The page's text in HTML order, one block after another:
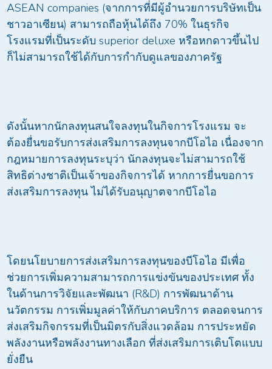
ASEAN companies (จากการที่มีผู้อำนวยการบริษัทเป็น
ชาวอาเซียน) สามารถถือหุ้นได้ถึง 70% ในธุรกิจ
โรงแรมที่เป็นระดับ superior deluxe หรือหกดาวขึ้นไป
ก็ไม่สามารถใช้ได้กับการกำกับดูแลของภาครัฐ
ดังนั้นหากนักลงทุนสนใจลงทุนในกิจการโรงแรม จะ
ต้องยื่นขอรับการส่งเสริมการลงทุนจากบีโอไอ เนื่องจาก
กฎหมายการลงทุนระบุว่า นักลงทุนจะไม่สามารถใช้
สิทธิต่างชาติเป็นเจ้าของกิจการได้ หากการยื่นขอการ
ส่งเสริมการลงทุน ไม่ได้รับอนุญาตจากบีโอไอ
โดยนโยบายการส่งเสริมการลงทุนของบีโอไอ มีเพื่อ
ช่วยการเพิ่มความสามารถการแข่งขันของประเทศ ทั้ง
ในด้านการวิจัยและพัฒนา (R&D) การพัฒนาด้าน
นวัตกรรม การเพิ่มมูลค่าให้กับภาคบริการ ตลอดจนการ
ส่งเสริมกิจกรรมที่เป็นมิตรกับสิ่งแวดล้อม การประหยัด
พลังงานหรือพลังงานทางเลือก ที่ส่งเสริมการเติบโตแบบ
ยั่งยืน